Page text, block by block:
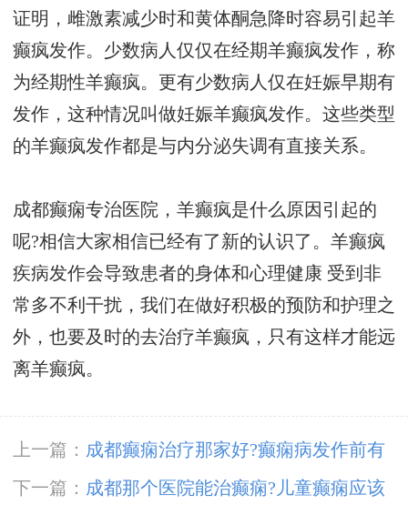
证明，雌激素减少时和黄体酮急降时容易引起羊
癫疯发作。少数病人仅仅在经期羊癫疯发作，称
为经期性羊癫疯。更有少数病人仅在妊娠早期有
发作，这种情况叫做妊娠羊癫疯发作。这些类型
的羊癫疯发作都是与内分泌失调有直接关系。
成都癫痫专治医院，羊癫疯是什么原因引起的
呢?相信大家相信已经有了新的认识了。羊癫疯
疾病发作会导致患者的身体和心理健康 受到非
常多不利干扰，我们在做好积极的预防和护理之
外，也要及时的去治疗羊癫疯，只有这样才能远
离羊癫疯。
上一篇： 成都癫痫治疗那家好?癫痫病发作前有
前兆吗?
下一篇： 成都那个医院能治癫痫?儿童癫痫应该